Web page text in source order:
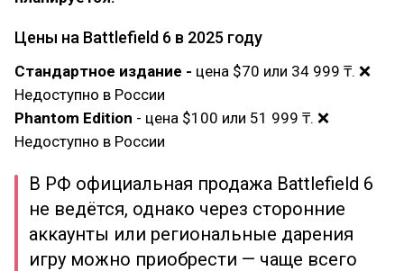
Цены на Battlefield 6 в 2025 году
Стандартное издание - цена $70 или 34 999 ₸. ❌
Недоступно в России
Phantom Edition - цена $100 или 51 999 ₸. ❌
Недоступно в России
В РФ официальная продажа Battlefield 6
не ведётся, однако через сторонние
аккаунты или региональные дарения
игру можно приобрести — чаще всего